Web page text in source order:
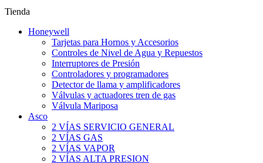
Tienda
Honeywell
Tarjetas para Hornos y Accesorios
Controles de Nivel de Agua y Repuestos
Interruptores de Presión
Controladores y programadores
Detector de llama y amplificadores
Válvulas y actuadores tren de gas
Válvula Mariposa
Asco
2 VÍAS SERVICIO GENERAL
2 VÍAS GAS
2 VÍAS VAPOR
2 VÍAS ALTA PRESION